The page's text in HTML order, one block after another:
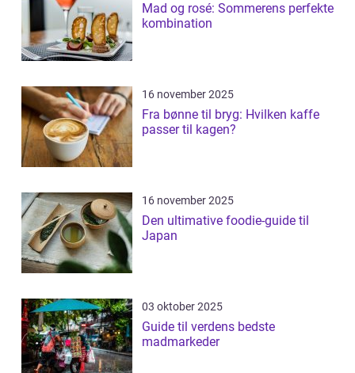
Mad og rosé: Sommerens perfekte
kombination
16 november 2025
Fra bønne til bryg: Hvilken kaffe
passer til kagen?
16 november 2025
Den ultimative foodie-guide til
Japan
03 oktober 2025
Guide til verdens bedste
madmarkeder